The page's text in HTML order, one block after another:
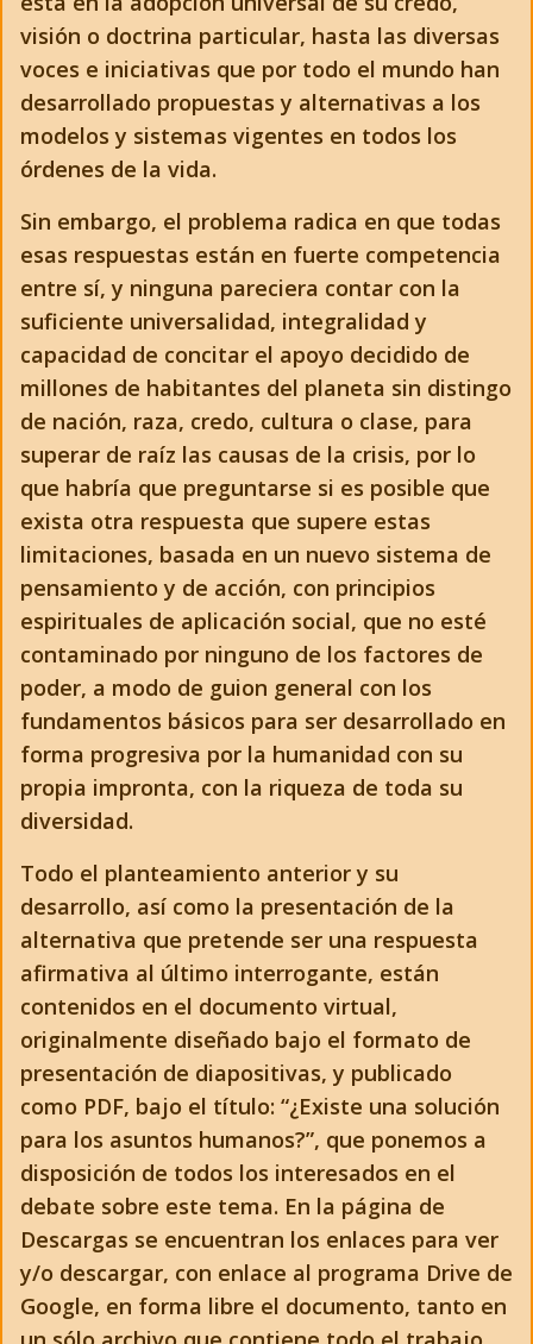
visión o doctrina particular, hasta las diversas
voces e iniciativas que por todo el mundo han
desarrollado propuestas y alternativas a los
modelos y sistemas vigentes en todos los
órdenes de la vida.
Sin embargo, el problema radica en que todas
esas respuestas están en fuerte competencia
entre sí, y ninguna pareciera contar con la
suficiente universalidad, integralidad y
capacidad de concitar el apoyo decidido de
millones de habitantes del planeta sin distingo
de nación, raza, credo, cultura o clase, para
superar de raíz las causas de la crisis, por lo
que habría que preguntarse si es posible que
exista otra respuesta que supere estas
limitaciones, basada en un nuevo sistema de
pensamiento y de acción, con principios
espirituales de aplicación social, que no esté
contaminado por ninguno de los factores de
poder, a modo de guion general con los
fundamentos básicos para ser desarrollado en
forma progresiva por la humanidad con su
propia impronta, con la riqueza de toda su
diversidad.
Todo el planteamiento anterior y su
desarrollo, así como la presentación de la
alternativa que pretende ser una respuesta
afirmativa al último interrogante, están
contenidos en el documento virtual,
originalmente diseñado bajo el formato de
presentación de diapositivas, y publicado
como PDF, bajo el título: “¿Existe una solución
para los asuntos humanos?”, que ponemos a
disposición de todos los interesados en el
debate sobre este tema. En la página de
Descargas se encuentran los enlaces para ver
y/o descargar, con enlace al programa Drive de
Google, en forma libre el documento, tanto en